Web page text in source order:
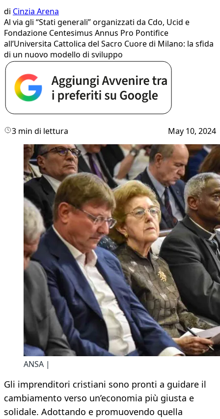
di Cinzia Arena
Al via gli “Stati generali” organizzati da Cdo, Ucid e
Fondazione Centesimus Annus Pro Pontifice
all’Universita Cattolica del Sacro Cuore di Milano: la sfida
di un nuovo modello di sviluppo
3 min di lettura May 10, 2024
ANSA |
Gli imprenditori cristiani sono pronti a guidare il
cambiamento verso un’economia più giusta e
solidale. Adottando e promuovendo quella